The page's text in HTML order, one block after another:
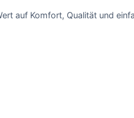
auf Komfort, Qualität und